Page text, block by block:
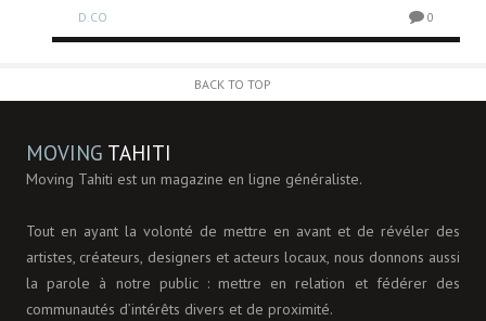
D.CO 0
BACK TO TOP
MOVING TAHITI
Moving Tahiti est un magazine en ligne généraliste.
Tout en ayant la volonté de mettre en avant et de révéler des
artistes, créateurs, designers et acteurs locaux, nous donnons aussi
la parole à notre public : mettre en relation et fédérer des
communautés d’intérêts divers et de proximité.